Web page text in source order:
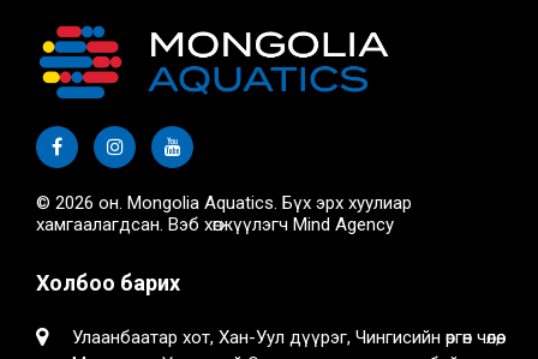
© 2026 он. Mongolia Aquatics. Бүх эрх хуулиар
хамгаалагдсан. Вэб хөгжүүлэгч Mind Agency
Холбоо барих
Улаанбаатар хот, Хан-Уул дүүрэг, Чингисийн өргөн чөлөө,